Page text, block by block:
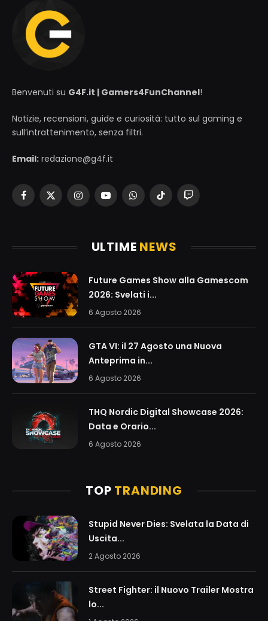
Benvenuti su G4F.it | Gamers4FunChannel!
Notizie, recensioni, guide e curiosità: tutto sul gaming e
sull’intrattenimento, senza filtri.
Email: redazione@g4f.it
Facebook
X
InstagramYouTubeWhatsAppTikTokTwitch
ULTIME NEWS
Future Games Show alla Gamescom
2026: Svelati i...
6 Agosto 2026
GTA VI: il 27 Agosto una Nuova
Anteprima in...
6 Agosto 2026
THQ Nordic Digital Showcase 2026:
Data e Orario...
6 Agosto 2026
TOP TRANDING
Stupid Never Dies: Svelata la Data di
Uscita...
2 Agosto 2026
Street Fighter: il Nuovo Trailer Mostra
lo...